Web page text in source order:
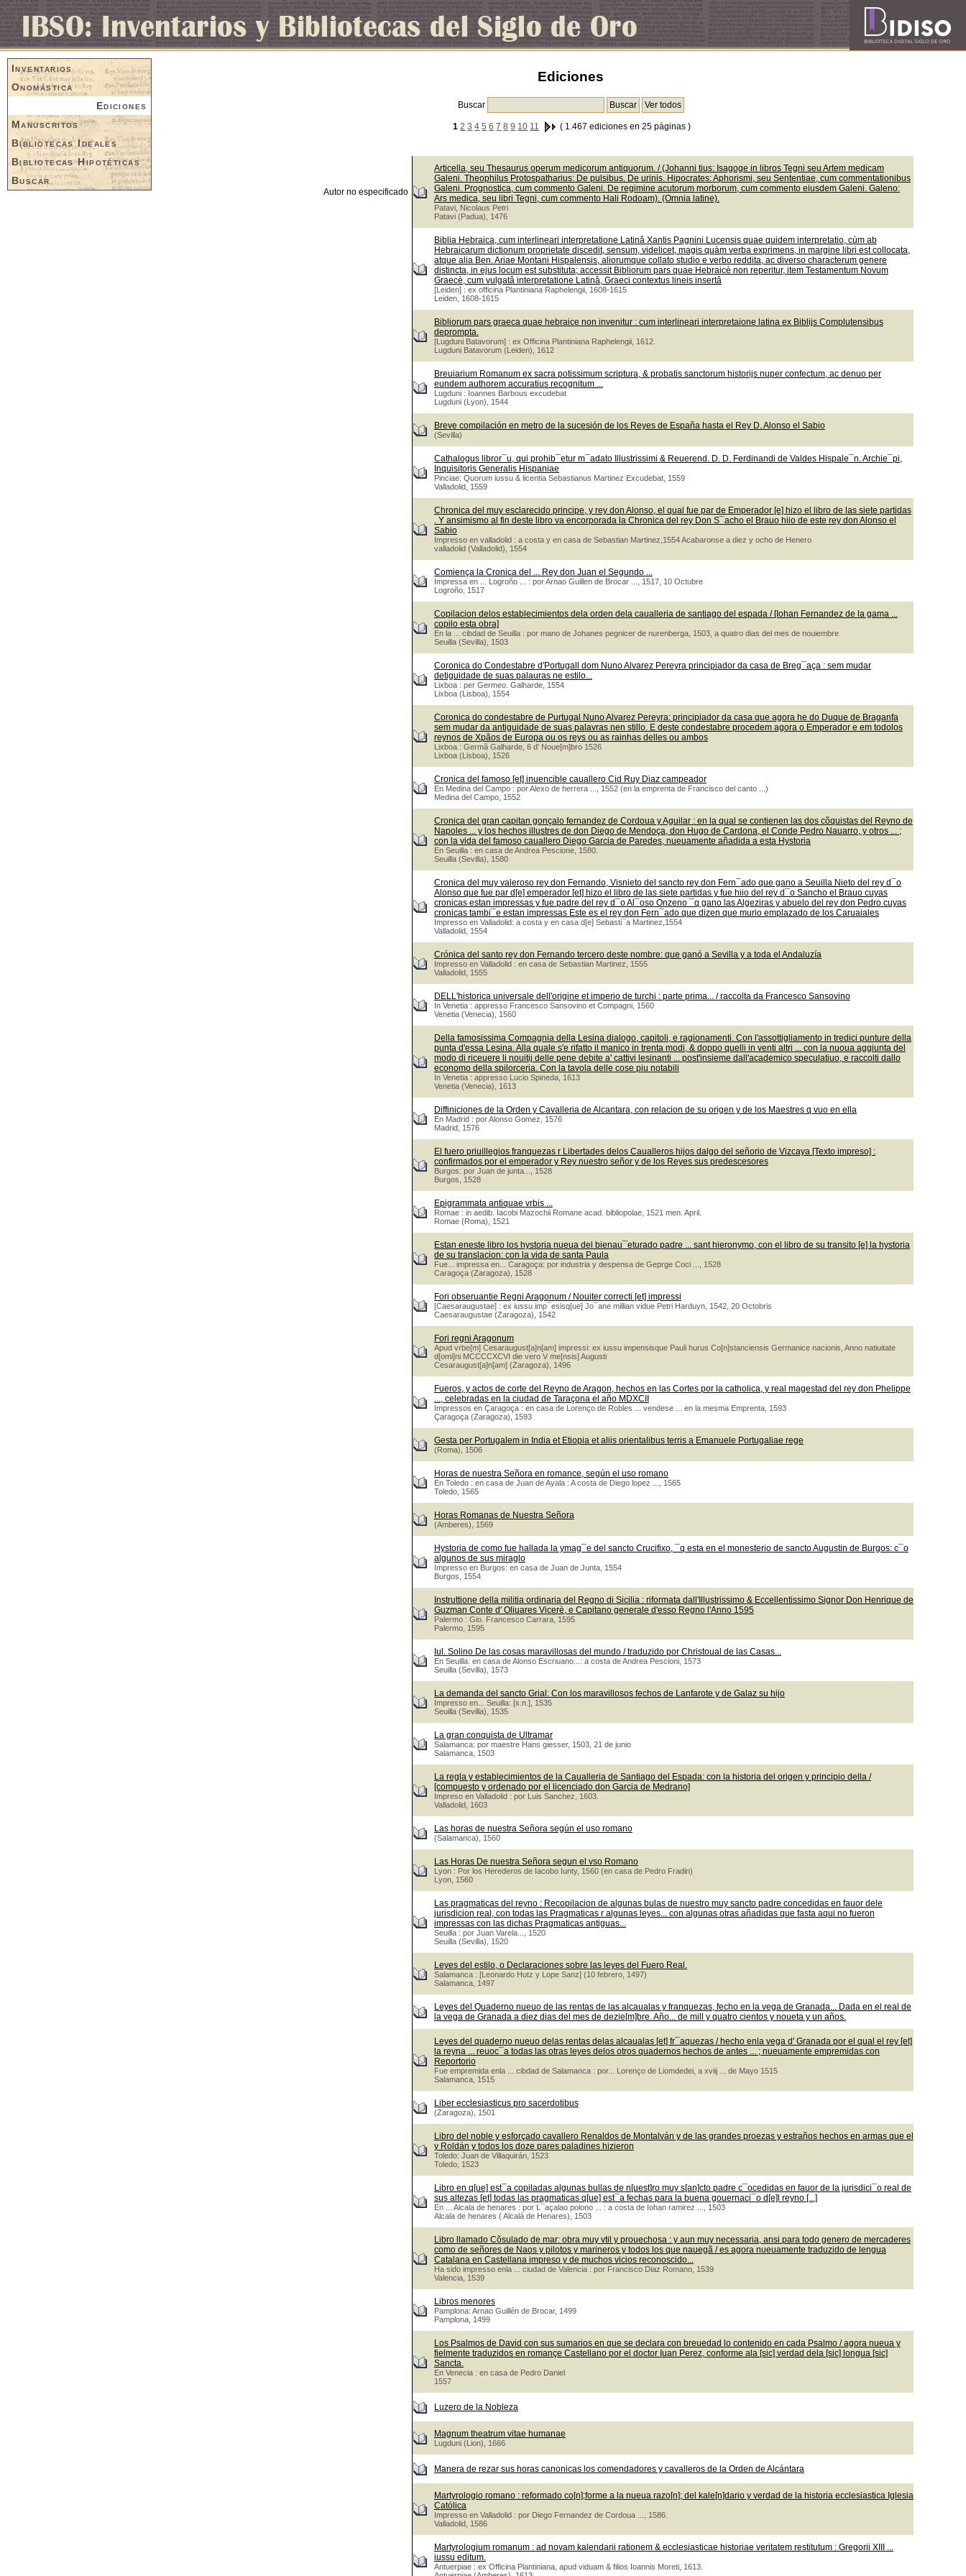
Inventarios
Onomástica
Ediciones
Manuscritos
Bibliotecas Ideales
Bibliotecas Hipotéticas
Buscar
Ediciones
Buscar
1 2 3 4 5 6 7 8 9 10 11 ( 1.467 ediciones en 25 páginas )
Autor no especificado
Articella, seu Thesaurus operum medicorum antiquorum. / (Johanni tius: Isagoge in libros Tegni seu Artem medicam
Galeni. Theophilus Protospatharius: De pulsibus. De urinis. Hipocrates: Aphorismi, seu Sententiae, cum commentationibus
Galeni. Prognostica, cum commento Galeni. De regimine acutorum morborum, cum commento eiusdem Galeni. Galeno:
Ars medica, seu libri Tegni, cum commento Hali Rodoam). (Omnia latine).
Patavi, Nicolaus Petri
Patavi (Padua), 1476
Biblia Hebraica, cum interlineari interpretatione Latinâ Xantis Pagnini Lucensis quae quidem interpretatio, cùm ab
Hebraicarum dictionum proprietate discedit, sensum, videlicet, magis quàm verba exprimens, in margine libri est collocata,
atque alia Ben. Ariae Montani Hispalensis, aliorumque collato studio e verbo reddita, ac diverso characterum genere
distincta, in ejus locum est substituta; accessit Bibliorum pars quae Hebraicè non reperitur, item Testamentum Novum
Graecè, cum vulgatâ interpretatione Latinâ, Graeci contextus lineis insertâ
[Leiden] : ex officina Plantiniana Raphelengii, 1608-1615
Leiden, 1608-1615
Bibliorum pars graeca quae hebraice non invenitur : cum interlineari interpretaione latina ex Biblijs Complutensibus
deprompta.
[Lugduni Batavorum] : ex Officina Plantiniana Raphelengii, 1612.
Lugduni Batavorum (Leiden), 1612
Breuiarium Romanum ex sacra potissimum scriptura, & probatis sanctorum historijs nuper confectum, ac denuo per
eundem authorem accuratius recognitum ...
Lugduni : Ioannes Barbous excudebat
Lugduni (Lyon), 1544
Breve compilación en metro de la sucesión de los Reyes de España hasta el Rey D. Alonso el Sabio
(Sevilla)
Cathalogus libror¯u, qui prohib¯etur m¯adato Illustrissimi & Reuerend. D. D. Ferdinandi de Valdes Hispale¯n. Archie¯pi,
Inquisitoris Generalis Hispaniae
Pinciae: Quorum iussu & licentia Sebastianus Martinez Excudebat, 1559
Valladolid, 1559
Chronica del muy esclarecido principe, y rey don Alonso, el qual fue par de Emperador [e] hizo el libro de las siete partidas
. Y ansimismo al fin deste libro va encorporada la Chronica del rey Don S¯acho el Brauo hiio de este rey don Alonso el
Sabio
Impresso en valladolid : a costa y en casa de Sebastian Martinez,1554 Acabaronse a diez y ocho de Henero
valladolid (Valladolid), 1554
Comiença la Cronica del ... Rey don Juan el Segundo ...
Impressa en ... Logroño ... : por Arnao Guillen de Brocar ..., 1517, 10 Octubre
Logroño, 1517
Copilacion delos establecimientos dela orden dela caualleria de santiago del espada / [Iohan Fernandez de la gama ...
copilo esta obra]
En la ... cibdad de Seuilla : por mano de Johanes pegnicer de nurenberga, 1503, a quatro dias del mes de nouiembre
Seuilla (Sevilla), 1503
Coronica do Condestabre d'Portugall dom Nuno Alvarez Pereyra principiador da casa de Breg¯aça : sem mudar
detiguidade de suas palauras ne estilo...
Lixboa : per Germeo. Galharde, 1554
Lixboa (Lisboa), 1554
Coronica do condestabre de Purtugal Nuno Alvarez Pereyra: principiador da casa que agora he do Duque de Braganfa
sem mudar da antiguidade de suas palavras nen stillo. E deste condestabre procedem agora o Emperador e em todolos
reynos de Xpãos de Europa ou os reys ou as rainhas delles ou ambos
Lixboa : Germã Galharde, 6 d' Noue[m]bro 1526
Lixboa (Lisboa), 1526
Cronica del famoso [et] inuencible cauallero Cid Ruy Diaz campeador
En Medina del Campo : por Alexo de herrera ..., 1552 (en la emprenta de Francisco del canto ...)
Medina del Campo, 1552
Cronica del gran capitan gonçalo fernandez de Cordoua y Aguilar : en la qual se contienen las dos cõquistas del Reyno de
Napoles ... y los hechos illustres de don Diego de Mendoça, don Hugo de Cardona, el Conde Pedro Nauarro, y otros ... ;
con la vida del famoso cauallero Diego Garcia de Paredes, nueuamente añadida a esta Hystoria
En Seuilla : en casa de Andrea Pescione, 1580.
Seuilla (Sevilla), 1580
Cronica del muy valeroso rey don Fernando, Visnieto del sancto rey don Fern¯ado que gano a Seuilla Nieto del rey d¯o
Alonso que fue par d[e] emperador [et] hizo el libro de las siete partidas y fue hiio del rey d¯o Sancho el Brauo cuyas
cronicas estan impressas y fue padre del rey d¯o Al¯oso Onzeno ¯q gano las Algeziras y abuelo del rey don Pedro cuyas
cronicas tambi¯e estan impressas Este es el rey don Fern¯ado que dizen que murio emplazado de los Caruaiales
Impresso en Valladolid: a costa y en casa d[e] Sebasti¯a Martinez,1554
Valladolid, 1554
Crónica del santo rey don Fernando tercero deste nombre: que ganó a Sevilla y a toda el Andaluzía
Impresso en Valladolid : en casa de Sebastian Martinez, 1555
Valladolid, 1555
DELL'historica universale dell'origine et imperio de turchi : parte prima... / raccolta da Francesco Sansovino
In Venetia : appresso Francesco Sansovino et Compagni, 1560
Venetia (Venecia), 1560
Della famosissima Compagnia della Lesina dialogo, capitoli, e ragionamenti. Con l'assottigliamento in tredici punture della
punta d'essa Lesina. Alla quale s'e rifatto il manico in trenta modi, & doppo quelli in venti altri ... con la nuoua aggiunta del
modo di riceuere li nouitij delle pene debite a' cattivi lesinanti ... post'insieme dall'academico speculatiuo, e raccolti dallo
economo della spilorceria. Con la tavola delle cose piu notabili
In Venetia : appresso Lucio Spineda, 1613
Venetia (Venecia), 1613
Diffiniciones de la Orden y Cavalleria de Alcantara, con relacion de su origen y de los Maestres q vuo en ella
En Madrid : por Alonso Gomez, 1576
Madrid, 1576
El fuero priuillegios franquezas r Libertades delos Caualleros hijos dalgo del señorio de Vizcaya [Texto impreso] :
confirmados por el emperador y Rey nuestro señor y de los Reyes sus predescesores
Burgos: por Juan de junta..., 1528
Burgos, 1528
Epigrammata antiquae vrbis ...
Romae : in aedib. Iacobi Mazochii Romane acad. bibliopolae, 1521 men. April.
Romae (Roma), 1521
Estan eneste libro los hystoria nueua del bienau¯eturado padre ... sant hieronymo, con el libro de su transito [e] la hystoria
de su translacion: con la vida de santa Paula
Fue... impressa en... Caragoça: por industria y despensa de Geprge Coci ..., 1528
Caragoça (Zaragoza), 1528
Fori obseruantie Regni Aragonum / Nouiter correcti [et] impressi
[Caesaraugustae] : ex iussu imp¯esisq[ue] Jo¯ane millian vidue Petri Harduyn, 1542, 20 Octobris
Caesaraugustae (Zaragoza), 1542
Fori regni Aragonum
Apud vrbe[m] Cesaraugust[a]n[am] impressi: ex iussu impensisque Pauli hurus Co[n]stanciensis Germanice nacionis, Anno natiuitate
d[omi]ni MCCCCXCVI die vero V me[nsis] Augusti
Cesaraugust[a]n[am] (Zaragoza), 1496
Fueros, y actos de corte del Reyno de Aragon, hechos en las Cortes por la catholica, y real magestad del rey don Phelippe
..., celebradas en la ciudad de Taraçona el año MDXCII
Impressos en Çaragoça : en casa de Lorenço de Robles ... vendese ... en la mesma Emprenta, 1593
Çaragoça (Zaragoza), 1593
Gesta per Portugalem in India et Etiopia et aliis orientalibus terris a Emanuele Portugaliae rege
(Roma), 1506
Horas de nuestra Señora en romance, según el uso romano
En Toledo : en casa de Juan de Ayala : A costa de Diego lopez ..., 1565
Toledo, 1565
Horas Romanas de Nuestra Señora
(Amberes), 1569
Hystoria de como fue hallada la ymag¯e del sancto Crucifixo, ¯q esta en el monesterio de sancto Augustin de Burgos: c¯o
algunos de sus miraglo
Impresso en Burgos: en casa de Juan de Junta, 1554
Burgos, 1554
Instruttione della militia ordinaria del Regno di Sicilia : riformata dall'Illustrissimo & Eccellentissimo Signor Don Henrique de
Guzman Conte d' Oliuares Vicerè, e Capitano generale d'esso Regno l'Anno 1595
Palermo : Gio. Francesco Carrara, 1595
Palermo, 1595
Iul. Solino De las cosas maravillosas del mundo / traduzido por Christoual de las Casas...
En Seuilla: en casa de Alonso Escriuano...: a costa de Andrea Pescioni, 1573
Seuilla (Sevilla), 1573
La demanda del sancto Grial: Con los maravillosos fechos de Lanfarote y de Galaz su hijo
Impresso en... Seuilla: [s.n.], 1535
Seuilla (Sevilla), 1535
La gran conquista de Ultramar
Salamanca: por maestre Hans giesser, 1503, 21 de junio
Salamanca, 1503
La regla y establecimientos de la Caualleria de Santiago del Espada: con la historia del origen y principio della /
[compuesto y ordenado por el licenciado don Garcia de Medrano]
Impreso en Valladolid : por Luis Sanchez, 1603.
Valladolid, 1603
Las horas de nuestra Señora según el uso romano
(Salamanca), 1560
Las Horas De nuestra Señora segun el vso Romano
Lyon : Por los Herederos de Iacobo Iunty, 1560 (en casa de Pedro Fradin)
Lyon, 1560
Las pragmaticas del reyno : Recopilacion de algunas bulas de nuestro muy sancto padre concedidas en fauor dele
jurisdicion real, con todas las Pragmaticas r algunas leyes... con algunas otras añadidas que fasta aqui no fueron
impressas con las dichas Pragmaticas antiguas...
Seuilla : por Juan Varela..., 1520
Seuilla (Sevilla), 1520
Leyes del estilo, o Declaraciones sobre las leyes del Fuero Real.
Salamanca : [Leonardo Hutz y Lope Sanz] (10 febrero, 1497)
Salamanca, 1497
Leyes del Quaderno nueuo de las rentas de las alcaualas y franquezas, fecho en la vega de Granada... Dada en el real de
la vega de Granada a diez dias del mes de dezie[m]bre. Año... de mill y quatro cientos y noueta y un años.
Leyes del quaderno nueuo delas rentas delas alcaualas [et] fr¯aquezas / hecho enla vega d' Granada por el qual el rey [et]
la reyna ... reuoc¯a todas las otras leyes delos otros quadernos hechos de antes ... ; nueuamente empremidas con
Reportorio
Fue empremida enla ... cibdad de Salamanca : por... Lorenço de Liomdedei, a xviij ... de Mayo 1515
Salamanca, 1515
Liber ecclesiasticus pro sacerdotibus
(Zaragoza), 1501
Libro del noble y esforçado cavallero Renaldos de Montalván y de las grandes proezas y estraños hechos en armas que el
y Roldán y todos los doze pares paladines hizieron
Toledo: Juan de Villaquirán, 1523
Toledo, 1523
Libro en q[ue] est¯a copiladas algunas bullas de n[uest]ro muy s[an]cto padre c¯ocedidas en fauor de la jurisdici¯o real de
sus altezas [et] todas las pragmaticas q[ue] est¯a fechas para la buena gouernaci¯o d[e]l reyno [...]
En ... Alcala de henares : por L¯açalao polono ... : a costa de Iohan ramirez ..., 1503
Alcala de henares ( Alcalá de Henares), 1503
Libro llamado Cõsulado de mar: obra muy vtil y prouechosa : y aun muy necessaria, ansi para todo genero de mercaderes
como de señores de Naos y pilotos y marineros y todos los que nauegã / es agora nueuamente traduzido de lengua
Catalana en Castellana impreso y de muchos vicios reconoscido...
Ha sido impresso enla ... ciudad de Valencia : por Francisco Diaz Romano, 1539
Valencia, 1539
Libros menores
Pamplona: Arnao Guillén de Brocar, 1499
Pamplona, 1499
Los Psalmos de David con sus sumarios en que se declara con breuedad lo contenido en cada Psalmo / agora nueua y
fielmente traduzidos en romançe Castellano por el doctor Iuan Perez, conforme ala [sic] verdad dela [sic] longua [sic]
Sancta.
En Venecia : en casa de Pedro Daniel
1557
Luzero de la Nobleza
Magnum theatrum vitae humanae
Lugduni (Lion), 1666
Manera de rezar sus horas canonicas los comendadores y cavalleros de la Orden de Alcántara
Martyrologio romano : reformado co[n];forme a la nueua razo[n]; del kale[n]dario y verdad de la historia ecclesiastica Iglesia
Católica
Impresso en Valladolid : por Diego Fernandez de Cordoua ..., 1586.
Valladolid, 1586
Martyrologium romanum : ad novam kalendarii rationem & ecclesiasticae historiae veritatem restitutum : Gregorii XIII ...
iussu editum.
Antuerpiae : ex Officina Plantiniana, apud viduam & filios Ioannis Moreti, 1613.